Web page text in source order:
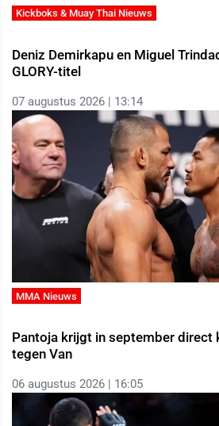
Kickboks & Muay Thai Nieuws
Deniz Demirkapu en Miguel
GLORY-titel
07 augustus 2026 | 13:14
MMA Nieuws
Pantoja krijgt in september direct
tegen Van
06 augustus 2026 | 16:05